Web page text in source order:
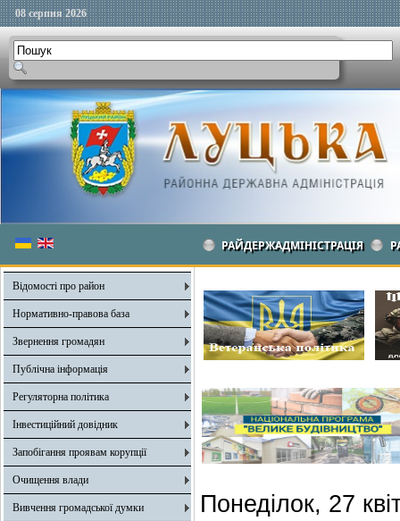
08 серпня 2026
РАЙДЕРЖАДМІНІСТРАЦІЯ
Відомості про район
Нормативно-правова база
Звернення громадян
Публічна інформація
Регуляторна політика
Інвестиційний довідник
Запобігання проявам корупції
Очищення влади
Вивчення громадської думки Понеділок, 27